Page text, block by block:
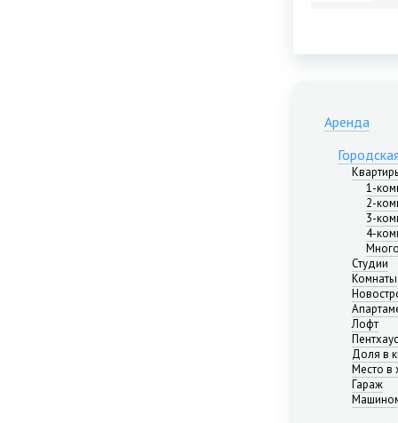
Аренда
1-
2-
3-
4-
Студии
Комнаты
Лофт
Пентхаус
Доля в
Место в
Гараж